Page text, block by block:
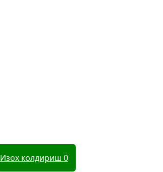
Изох колдириш 0